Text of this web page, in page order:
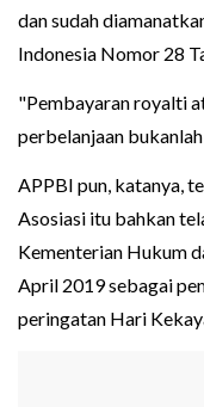
dan sudah
Indonesia Nomor 28
"Pembayaran royalti
perbelanjaan
APPBI pun, katanya,
Asosiasi itu bahkan
Kementerian Hukum
April 2019 sebagai
peringatan Hari